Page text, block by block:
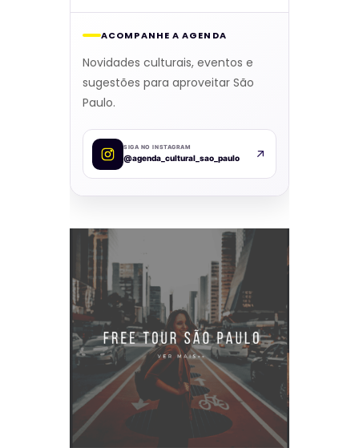
ACOMPANHE A AGENDA
Novidades culturais, eventos e
sugestões para aproveitar São
Paulo.
SIGA NO INSTAGRAM
@agenda_cultural_sao_paulo